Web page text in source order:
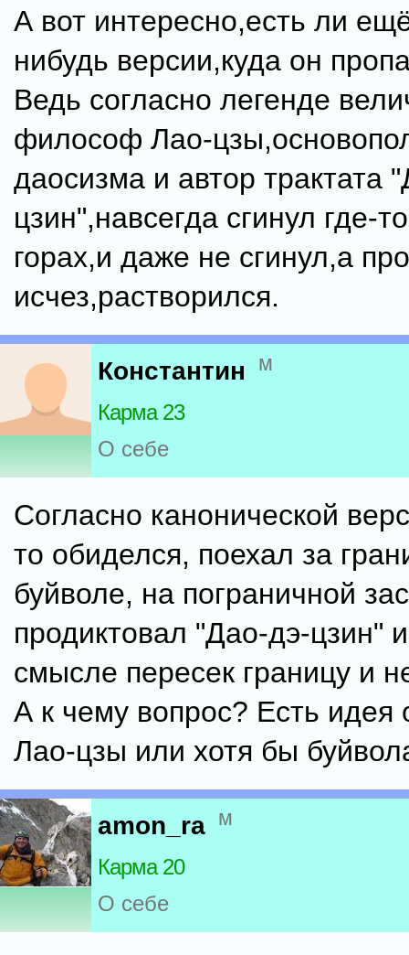
А вот интересно,есть ли
нибудь версии,куда он
Ведь согласно легенде
философ Лао-
даосизма и автор трактата
цзин",навсегда сгинул где-
горах,и даже не сгинул,а
исчез,растворился.
Константин м
Карма 23
О себе
Согласно канонической
то обиделся, поехал за
буйволе, на пограничной
продиктовал "Дао-дэ-цзин"
смысле пересек границу и
А к чему вопрос? Есть идея
Лао-цзы или хотя бы
amon_ra м
Карма 20
О себе